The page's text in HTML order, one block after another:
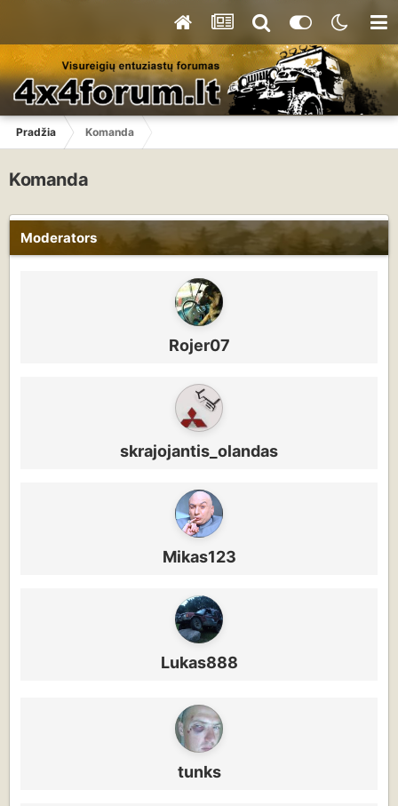
Pradžia Komanda
Komanda
Moderators
Rojer07
skrajojantis_olandas
Mikas123
Lukas888
tunks